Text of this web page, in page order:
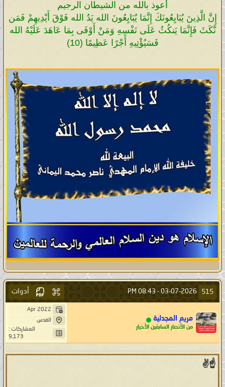
أعوذ بالله من الشيطان الرجيم
إِنَّ الَّذِينَ يُبَايِعُونَكَ إِنَّمَا يُبَايِعُونَ الله يَدُ الله فَوْقَ أَيْدِيهِمْ فَمَن
نَّكَثَ فَإِنَّمَا يَنكُثُ عَلَى نَفْسِهِ وَمَنْ أَوْفَى بِمَا عَاهَدَ عَلَيْهُ الله
فَسَيُؤْتِيهِ أَجْرًا عَظِيمًا (10)
515
03-07-2026 -
08:43 PM أدوات
مريم المجدلية
من الأنصار السابقين الأخيار
Apr 2022
القدس
المشاركات :
9,173
☝️✌️